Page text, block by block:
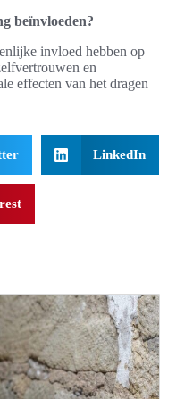
beïnvloeden?
invloed hebben op
en
effecten van het dragen
LinkedIn